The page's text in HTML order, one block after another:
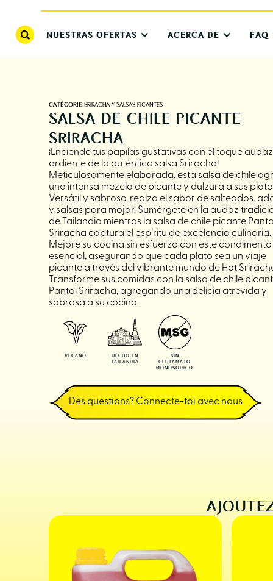
NUESTRAS OFERTAS ACERCA DE FAQ
CATÉGORIE:SRIRACHA Y SALSAS PICANTES
SALSA DE CHILE PICANTE
SRIRACHA
¡Enciende tus papilas gustativas con el toque
ardiente de la auténtica salsa Sriracha!
Meticulosamente elaborada, esta salsa de chile
una intensa mezcla de picante y dulzura a sus
Versátil y sabroso, realza el sabor de salteados,
y salsas para mojar. Sumérgete en la audaz
de Tailandia mientras la salsa de chile picante
Sriracha captura el espíritu de excelencia culinaria.
Mejore su cocina sin esfuerzo con este condimento
esencial, asegurando que cada plato sea un viaje
picante a través del vibrante mundo de Hot
Transforme sus comidas con la salsa de chile
Pantai Sriracha, agregando una delicia atrevida y
sabrosa a su cocina.
VEGANO
HECHO EN
TAILANDIA
SIN
GLUTAMATO
MONOSÓDICO
Des questions? Connecte-toi avec nous